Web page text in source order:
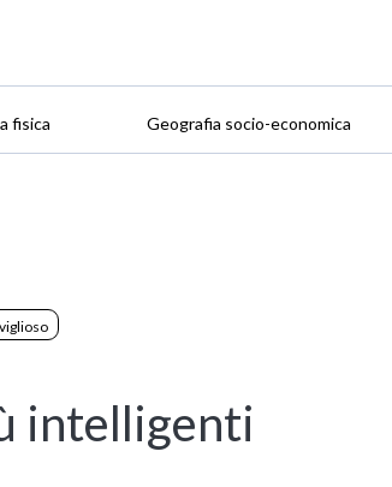
fisica Geografia socio-economica
intelligenti